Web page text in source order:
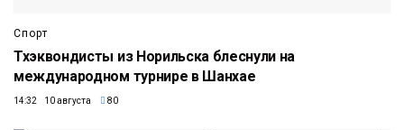
Спорт
Тхэквондисты из Норильска блеснули на
международном турнире в Шанхае
14:32 10 августа 80